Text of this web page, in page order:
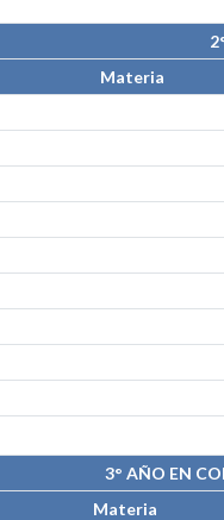
Materia
3° AÑO EN
Materia